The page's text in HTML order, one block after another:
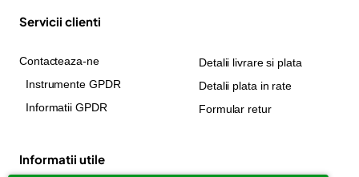
Servicii clienti
Contacteaza-ne
Instrumente GPDR
Informatii GPDR
Detalii livrare si plata
Detalii plata in rate
Formular retur
Informatii utile